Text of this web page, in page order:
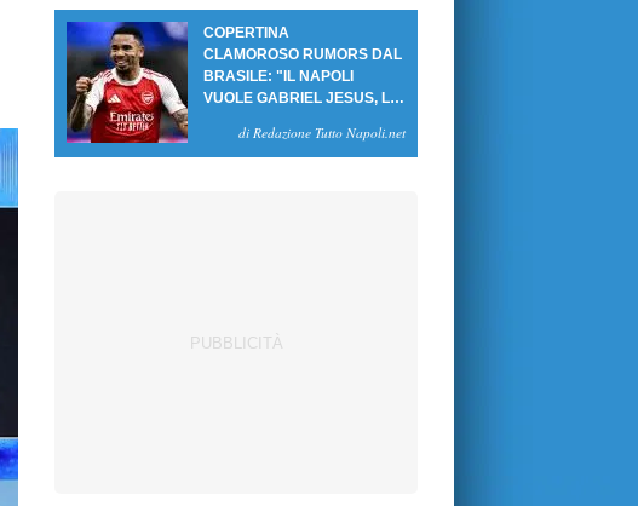
COPERTINA
CLAMOROSO RUMORS DAL
BRASILE: "IL NAPOLI
VUOLE GABRIEL JESUS, LE
di Redazione Tutto Napoli.net